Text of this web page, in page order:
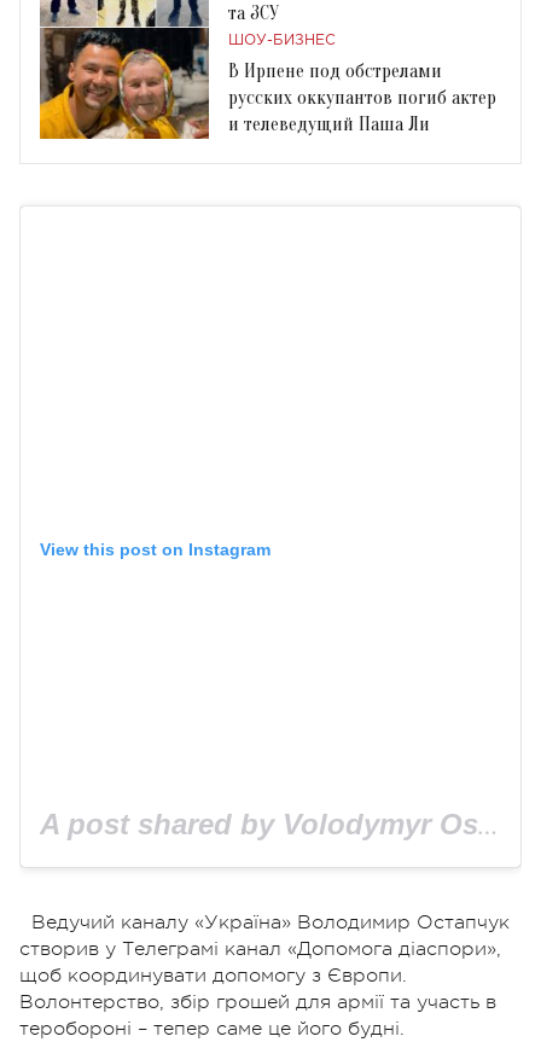
та ЗСУ
ШОУ-БИЗНЕС
В Ирпене под обстрелами
русских оккупантов погиб актер
и телеведущий Паша Ли
View this post on Instagram
A post shared by Volodymyr Ostapchuk (@vova_ostapchuk)
Ведучий каналу «Україна» Володимир Остапчук
створив у Телеграмі канал «Допомога діаспори»,
щоб координувати допомогу з Європи.
Волонтерство, збір грошей для армії та участь в
теробороні – тепер саме це його будні.